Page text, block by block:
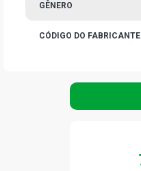
GÊNERO
CÓDIGO DO FABRICANTE